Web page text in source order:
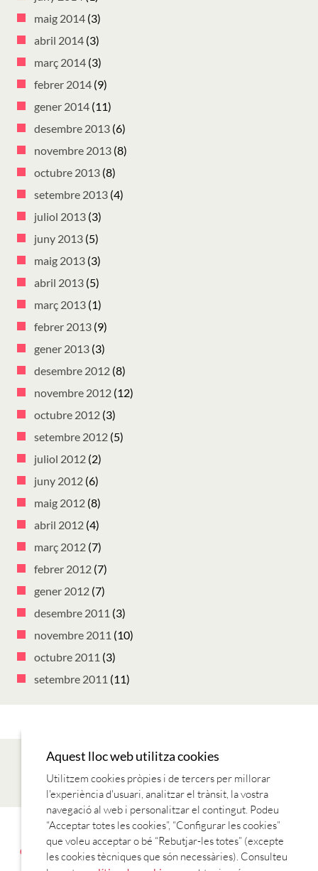
maig 2014 (3)
abril 2014 (3)
març 2014 (3)
febrer 2014 (9)
gener 2014 (11)
desembre 2013 (6)
novembre 2013 (8)
octubre 2013 (8)
setembre 2013 (4)
juliol 2013 (3)
juny 2013 (5)
maig 2013 (3)
abril 2013 (5)
març 2013 (1)
febrer 2013 (9)
gener 2013 (3)
desembre 2012 (8)
novembre 2012 (12)
octubre 2012 (3)
setembre 2012 (5)
juliol 2012 (2)
juny 2012 (6)
maig 2012 (8)
abril 2012 (4)
març 2012 (7)
febrer 2012 (7)
gener 2012 (7)
desembre 2011 (3)
novembre 2011 (10)
octubre 2011 (3)
setembre 2011 (11)
AVANTATGES AMB EL CARNET CONTACTE
COL·LABORADORES
ESTABLIMENTS COL·LABORADORS
Aquest lloc web utilitza cookies
Utilitzem cookies pròpies i de tercers per millorar
l'experiència d'usuari, analitzar el trànsit, la vostra
navegació al web i personalitzar el contingut. Podeu
“Acceptar totes les cookies”, “Configurar les cookies”
que voleu acceptar o bé “Rebutjar-les totes” (excepte
les cookies tècniques que són necessàries). Consulteu